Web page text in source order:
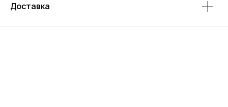
Доставка